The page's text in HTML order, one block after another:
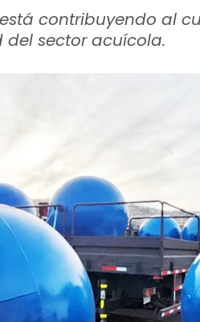
contribuyendo al
sector acuícola.